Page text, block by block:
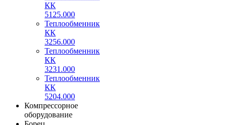
КК
5125.000
Теплообменник
КК
3256.000
Теплообменник
КК
3231.000
Теплообменник
КК
5204.000
Компрессорное
оборудование